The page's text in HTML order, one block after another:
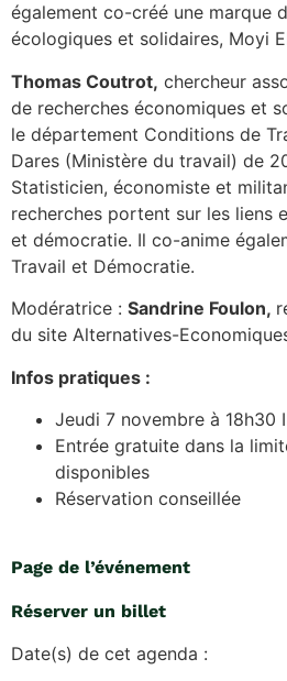
également co-créé une marque
écologiques et solidaires, Moyi
Thomas Coutrot, chercheur
de recherches économiques et
le département Conditions de
Dares (Ministère du travail) de
Statisticien, économiste et
recherches portent sur les liens
et démocratie. Il co-anime
Travail et Démocratie.
Modératrice : Sandrine Foulon,
du site Alternatives-
Infos pratiques :
Jeudi 7 novembre à 18h30
Entrée gratuite dans la
disponibles
Réservation conseillée
Page de l’événement
Réserver un billet
Date(s) de cet agenda :